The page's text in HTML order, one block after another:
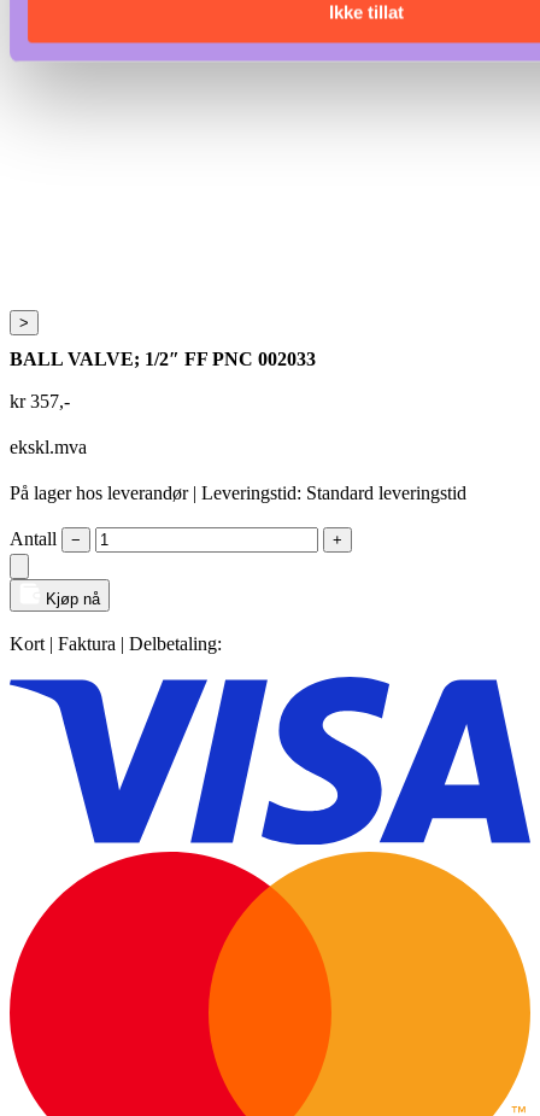
Ikke tillat
>
BALL VALVE; 1/2″ FF PNC 002033
kr357,-
ekskl.mva
På lager hos leverandør | Leveringstid: Standard leveringstid
Antall − +
Kjøp nå
Kort | Faktura | Delbetaling: